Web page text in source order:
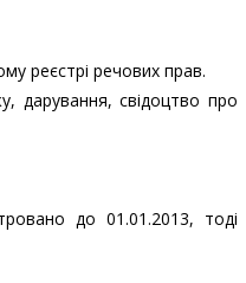
реєстрі речових прав.
дарування, свідоцтво про
до 01.01.2013, тоді